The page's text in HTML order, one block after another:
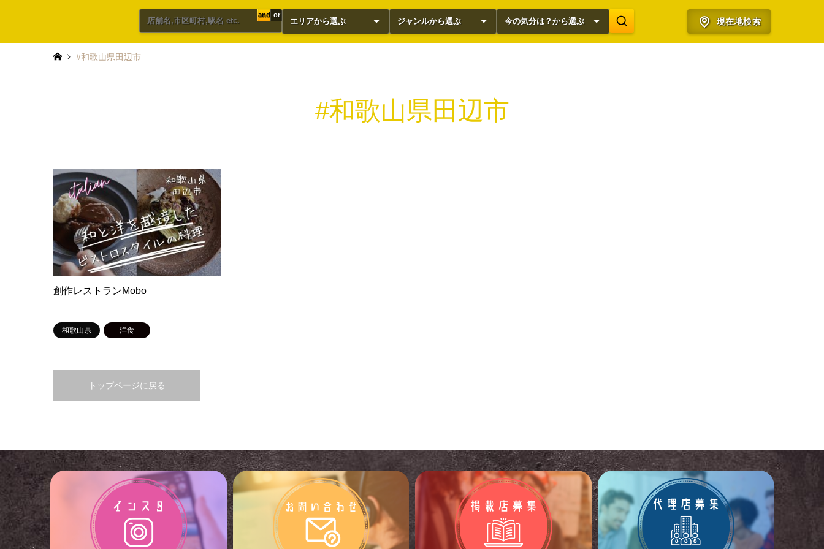
and or
エリアから選ぶ ジャンルから選ぶ 今の気分は？から選ぶ 現在地検索
#和歌山県田辺市
#和歌山県田辺市
創作レストランMobo
和歌山県 洋食
トップページに戻る